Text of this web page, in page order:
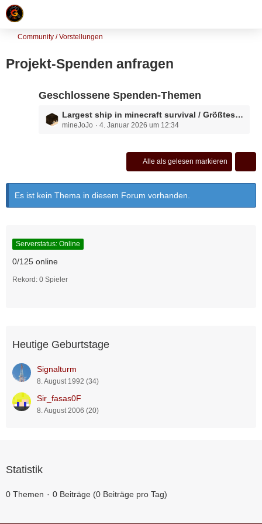
Community / Vorstellungen
Projekt-Spenden anfragen
Geschlossene Spenden-Themen
L
e
B
e
i
ä
e
Largest ship in minecraft survival / Größtes Kreuzfahrtschiff der Welt
mineJoJo 4. Januar 2026 um 12:34
Alle als gelesen markieren
Es ist kein Thema in diesem Forum vorhanden.
Serverstatus: Online
0/125 online
Rekord: 0 Spieler
Heutige Geburtstage
Signalturm
8. August 1992 (34)
Sir_fasas0F
8. August 2006 (20)
Statistik
0 Themen 0 Beiträge (0 Beiträge pro Tag)